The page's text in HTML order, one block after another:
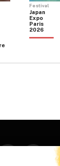
Festival
Japan
Expo
Paris
2026
Instagram